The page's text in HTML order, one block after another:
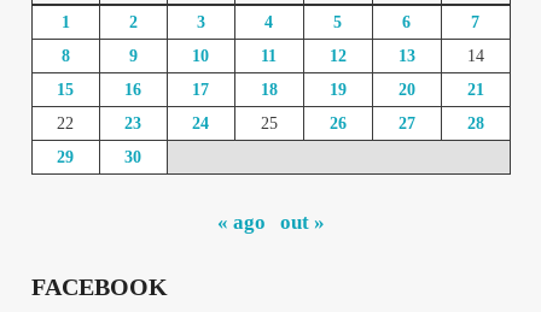
1 2 3 4 5 6
7
8
9 10 11 12 13
14
15
16 17 18 19 20
21
22
23 24 25 26 27
28
29
30
« ago out »
FACEBOOK